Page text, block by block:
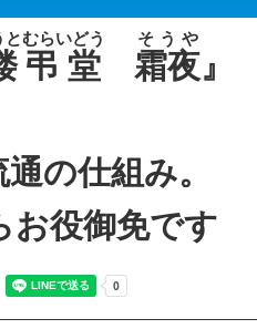
弔堂
とむらいどう
霜夜
そうや
』
の仕組み。
お役御免です